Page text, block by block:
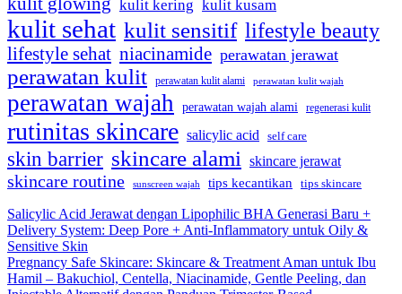
kulit kering kulit kusam
kulit sehat kulit sensitif lifestyle beauty
lifestyle sehat niacinamide perawatan jerawat
perawatan kulit perawatan kulit alami perawatan kulit wajah
perawatan wajah perawatan wajah alami regenerasi kulit
rutinitas skincare salicylic acid self care
skin barrier skincare alami skincare jerawat
skincare routine sunscreen wajah tips kecantikan tips skincare
Salicylic Acid Jerawat dengan Lipophilic BHA Generasi Baru +
Delivery System: Deep Pore + Anti-Inflammatory untuk Oily &
Sensitive Skin
Pregnancy Safe Skincare: Skincare & Treatment Aman untuk Ibu
Hamil – Bakuchiol, Centella, Niacinamide, Gentle Peeling, dan